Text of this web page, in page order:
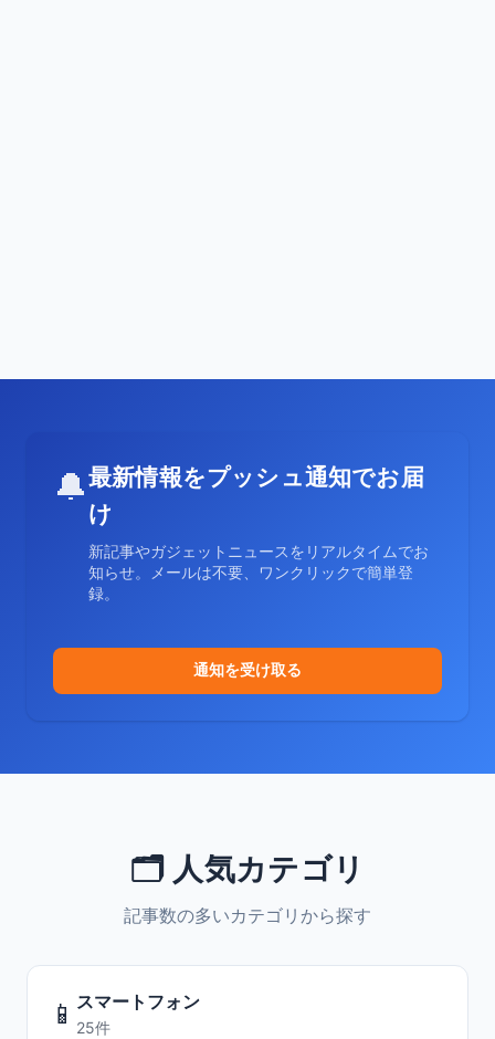
🔔最新情報をプッシュ通知でお届
け
新記事やガジェットニュースをリアルタイムでお
知らせ。メールは不要、ワンクリックで簡単登
録。
通知を受け取る
🗂️ 人気カテゴリ
記事数の多いカテゴリから探す
📱 スマートフォン
25件